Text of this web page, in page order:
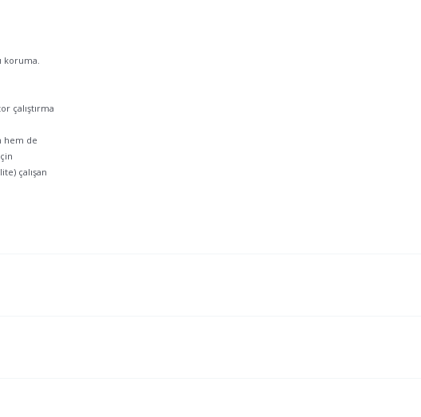
koruma.
çalıştırma
hem de
çalışan